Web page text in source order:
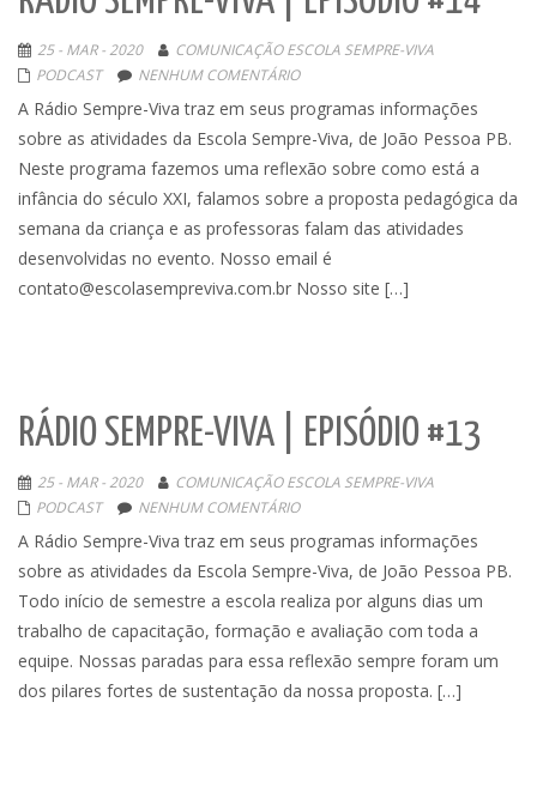
25 - MAR - 2020
COMUNICAÇÃO ESCOLA SEMPRE-VIVA
PODCAST
NENHUM COMENTÁRIO
A Rádio Sempre-Viva traz em seus programas informações
sobre as atividades da Escola Sempre-Viva, de João Pessoa PB.
Neste programa fazemos uma reflexão sobre como está a
infância do século XXI, falamos sobre a proposta pedagógica da
semana da criança e as professoras falam das atividades
desenvolvidas no evento. Nosso email é
contato@escolasempreviva.com.br Nosso site […]
RÁDIO SEMPRE-VIVA | EPISÓDIO #13
25 - MAR - 2020
COMUNICAÇÃO ESCOLA SEMPRE-VIVA
PODCAST
NENHUM COMENTÁRIO
A Rádio Sempre-Viva traz em seus programas informações
sobre as atividades da Escola Sempre-Viva, de João Pessoa PB.
Todo início de semestre a escola realiza por alguns dias um
trabalho de capacitação, formação e avaliação com toda a
equipe. Nossas paradas para essa reflexão sempre foram um
dos pilares fortes de sustentação da nossa proposta. […]